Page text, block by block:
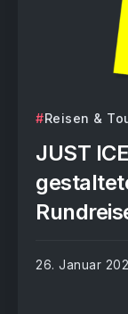
Reisen &
JUST
26. Januar